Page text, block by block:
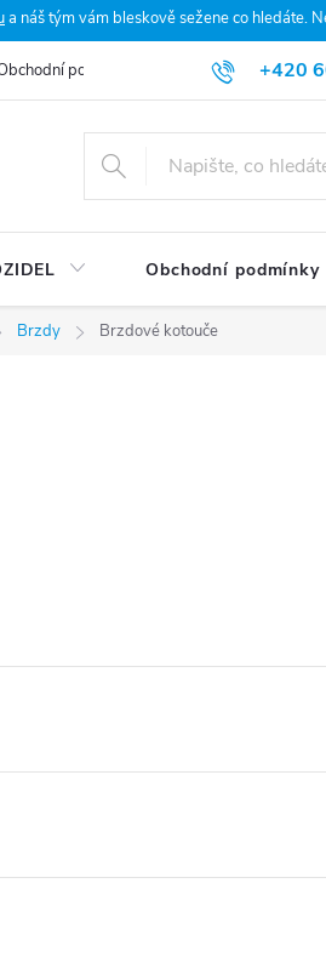
a náš tým vám bleskově sežene co hledáte.
+420
podmínky Podmínky ochrany
Obchodní podmínky
Brzdy Brzdové kotouče